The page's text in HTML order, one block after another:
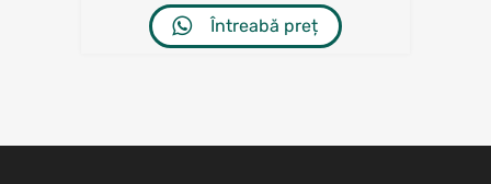
Întreabă preț